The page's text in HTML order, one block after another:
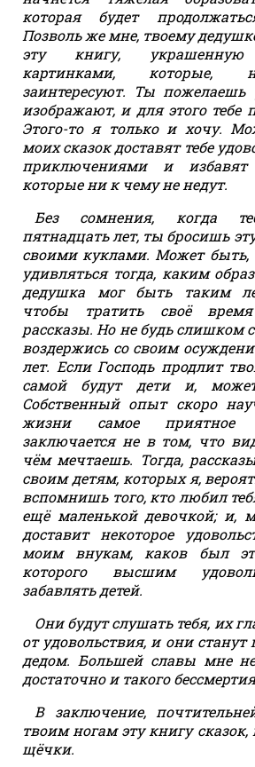
которая будет
Позволь же мне, твоему
эту книгу, украшенную
картинками, которые,
заинтересуют. Ты пожелаешь
изображают, и для этого тебе
Этого-то я только и хочу.
моих сказок доставят тебе
приключениями и
которые ни к чему не недут.
Без сомнения, когда
пятнадцать лет, ты бросишь
своими куклами. Может
удивляться тогда, каким
дедушка мог быть таким
чтобы тратить своё
рассказы. Но не будь слишком
воздержись со своим
лет. Если Господь продлит
самой будут дети и,
Собственный опыт скоро
жизни самое приятное
заключается не в том, что
чём мечтаешь. Тогда,
своим детям, которых я,
вспомнишь того, кто любил
ещё маленькой девочкой; и,
доставит некоторое
моим внукам, каков был
которого высшим
забавлять детей.
Они будут слушать тебя, их
от удовольствия, и они станут
дедом. Большей славы мне
достаточно и такого
В заключение,
твоим ногам эту книгу сказок,
щёчки.